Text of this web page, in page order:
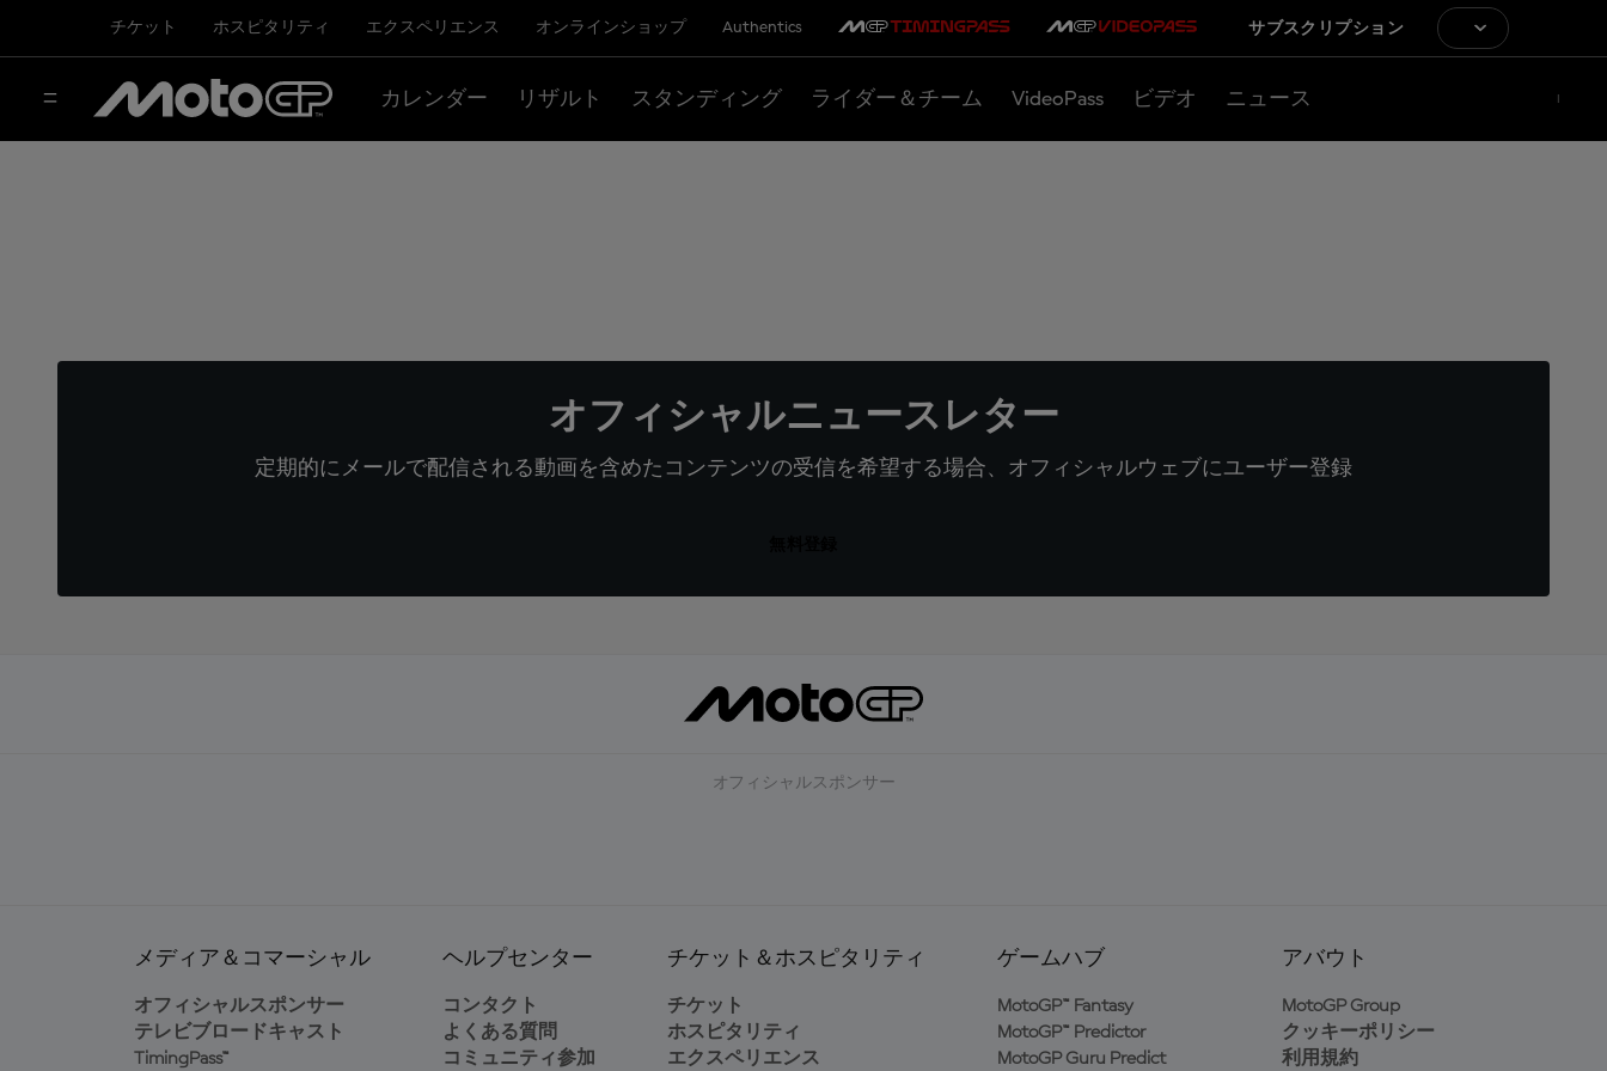
チケット ホスピタリティ エクスペリエンス オンラインショップ Authentics サブスクリプション
カレンダー リザルト スタンディング ライダー＆チーム VideoPass ビデオ ニュース
オフィシャルニュースレター
定期的にメールで配信される動画を含めたコンテンツの受信を希望する場合、オフィシャルウェブにユーザー登録
オフィシャルスポンサー
メディア＆コマーシャル
オフィシャルスポンサー
テレビブロードキャスト
TimingPass™
ヘルプセンター
コンタクト
よくある質問
コミュニティ参加
チケット＆ホスピタリティ
チケット
ホスピタリティ
エクスペリエンス
ゲームハブ
MotoGP™ Fantasy
MotoGP™ Predictor
MotoGP Guru Predict
アバウト
MotoGP Group
クッキーポリシー
利用規約